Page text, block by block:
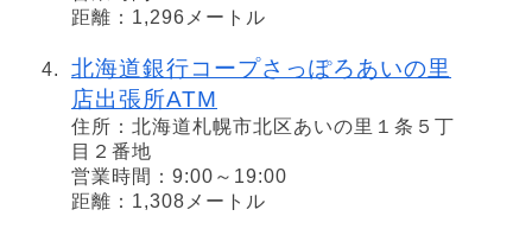
距離：1,296メートル
北海道銀行コープさっぽろあいの里
店出張所ATM
住所：北海道札幌市北区あいの里１条５丁
目２番地
営業時間：9:00～19:00
距離：1,308メートル